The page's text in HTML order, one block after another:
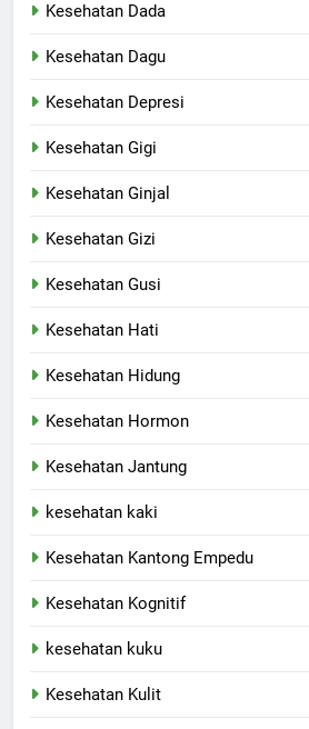
Kesehatan Dada
Kesehatan Dagu
Kesehatan Depresi
Kesehatan Gigi
Kesehatan Ginjal
Kesehatan Gizi
Kesehatan Gusi
Kesehatan Hati
Kesehatan Hidung
Kesehatan Hormon
Kesehatan Jantung
kesehatan kaki
Kesehatan Kantong Empedu
Kesehatan Kognitif
kesehatan kuku
Kesehatan Kulit